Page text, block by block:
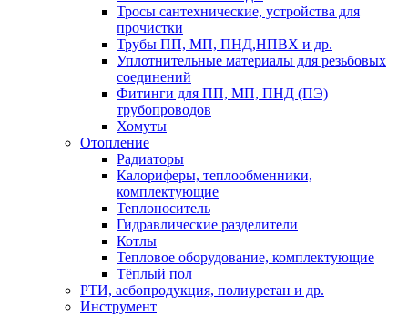
Тросы сантехнические, устройства для
прочистки
Трубы ПП, МП, ПНД,НПВХ и др.
Уплотнительные материалы для резьбовых
соединений
Фитинги для ПП, МП, ПНД (ПЭ)
трубопроводов
Хомуты
Отопление
Радиаторы
Калориферы, теплообменники,
комплектующие
Теплоноситель
Гидравлические разделители
Котлы
Тепловое оборудование, комплектующие
Тёплый пол
РТИ, асбопродукция, полиуретан и др.
Инструмент